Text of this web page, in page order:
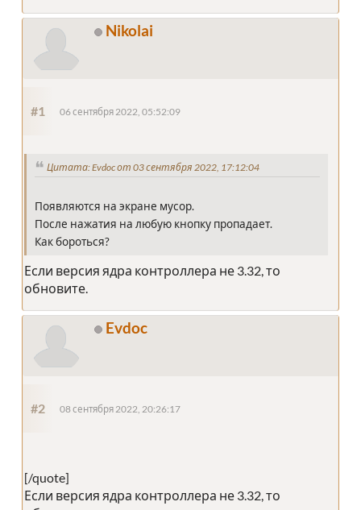
Nikolai
#1 06 сентября 2022, 05:52:09
Цитата: Evdoc от 03 сентября 2022, 17:12:04
Появляются на экране мусор.
После нажатия на любую кнопку пропадает.
Как бороться?
Если версия ядра контроллера не 3.32, то
обновите.
Evdoc
#2 08 сентября 2022, 20:26:17
[/quote]
Если версия ядра контроллера не 3.32, то